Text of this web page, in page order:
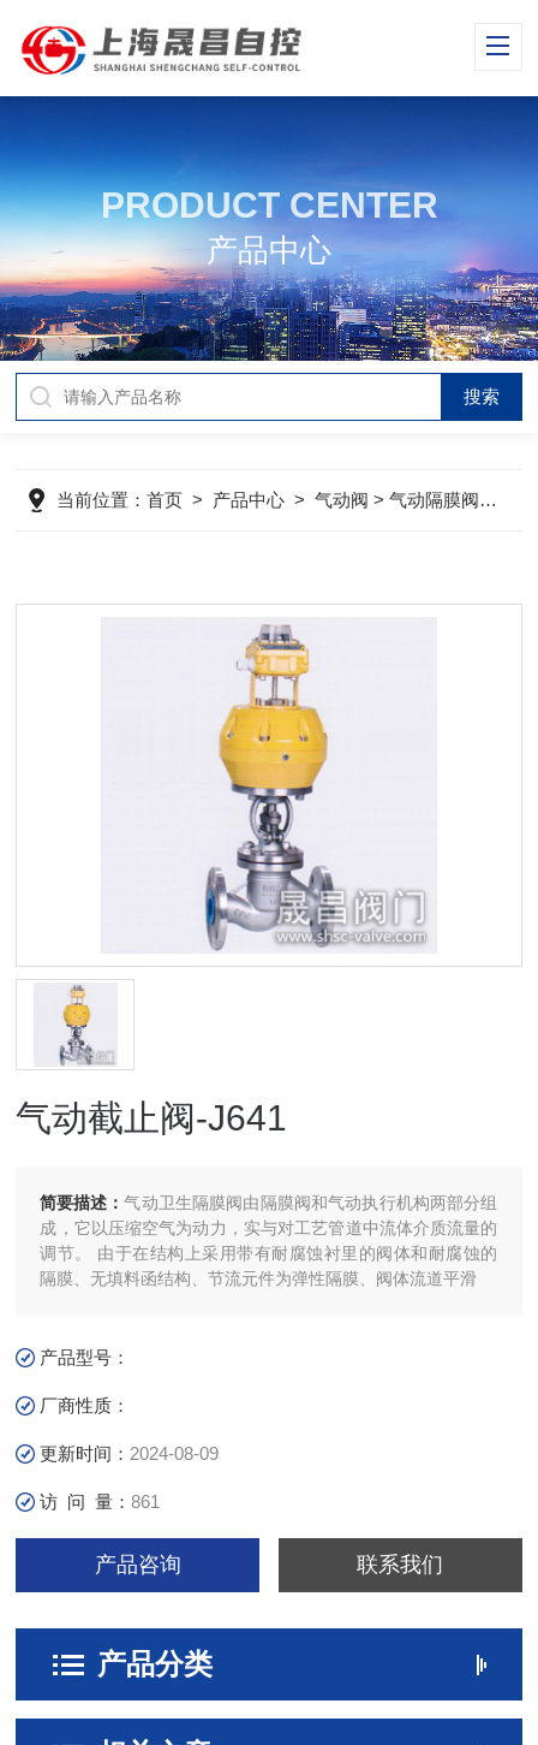
PRODUCT CENTER
产品中心
当前位置：首页 > 产品中心 >气动阀 >气动隔膜阀> 气
气动截止阀-J641
简要描述：气动卫生隔膜阀由隔膜阀和气动执行机构两部分组
成，它以压缩空气为动力，实与对工艺管道中流体介质流量的
调节。 由于在结构上采用带有耐腐蚀衬里的阀体和耐腐蚀的
隔膜、无填料函结构、节流元件为弹性隔膜、阀体流道平滑
产品型号：
厂商性质：
更新时间： 2024-08-09
访 问 量：861
产品咨询 联系我们
产品分类